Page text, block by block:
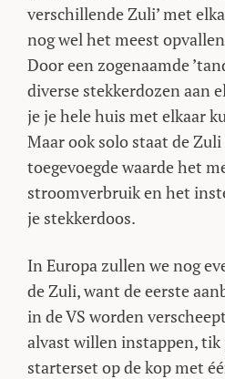
verschillende Zuli’ met
nog wel het meest
Door een zogenaamde
diverse stekkerdozen aan
je je hele huis met elkaar
Maar ook solo staat de
toegevoegde waarde het
stroomverbruik en het
je stekkerdoos.
In Europa zullen we nog
de Zuli, want de eerste
in de VS worden
alvast willen instappen, tik
starterset op de kop met